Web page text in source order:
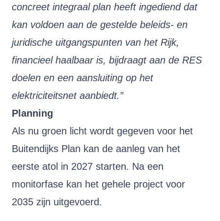
concreet integraal plan heeft ingediend dat
kan voldoen aan de gestelde beleids- en
juridische uitgangspunten van het Rijk,
financieel haalbaar is, bijdraagt aan de RES
doelen en een aansluiting op het
elektriciteitsnet aanbiedt.”
Planning
Als nu groen licht wordt gegeven voor het
Buitendijks Plan kan de aanleg van het
eerste atol in 2027 starten. Na een
monitorfase kan het gehele project voor
2035 zijn uitgevoerd.